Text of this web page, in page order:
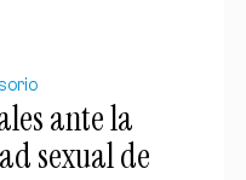
ante la
sexual de